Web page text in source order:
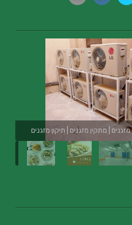
מזגנים | מתקין מזגנים | תיקון מזגנים